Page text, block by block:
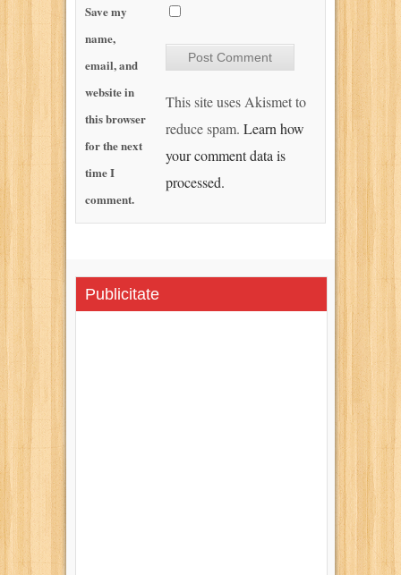
Save my
name,
email, and
website in
this browser
for the next
time I
comment.
This site uses Akismet to
reduce spam. Learn how
your comment data is
processed.
Publicitate